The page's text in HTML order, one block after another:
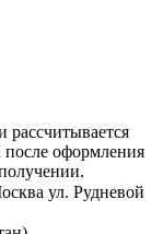
оформления
ул. Рудневой